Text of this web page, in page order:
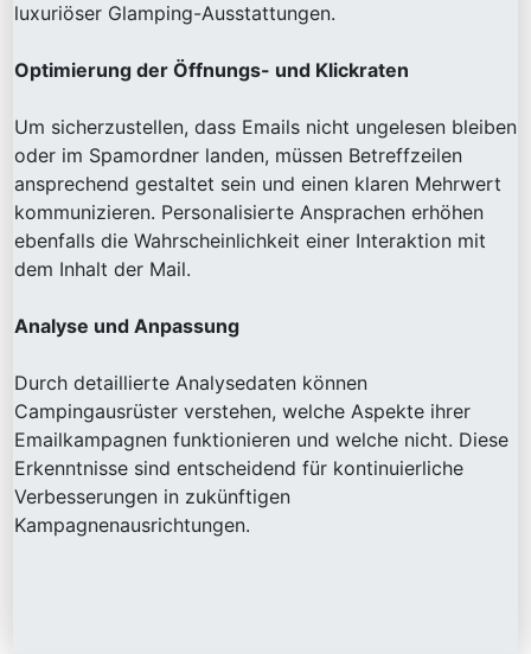
luxuriöser Glamping-Ausstattungen.
Optimierung der Öffnungs- und Klickraten
Um sicherzustellen, dass Emails nicht ungelesen bleiben
oder im Spamordner landen, müssen Betreffzeilen
ansprechend gestaltet sein und einen klaren Mehrwert
kommunizieren. Personalisierte Ansprachen erhöhen
ebenfalls die Wahrscheinlichkeit einer Interaktion mit
dem Inhalt der Mail.
Analyse und Anpassung
Durch detaillierte Analysedaten können
Campingausrüster verstehen, welche Aspekte ihrer
Emailkampagnen funktionieren und welche nicht. Diese
Erkenntnisse sind entscheidend für kontinuierliche
Verbesserungen in zukünftigen
Kampagnenausrichtungen.